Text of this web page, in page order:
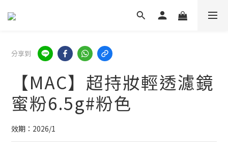
分享到
【MAC】超持妝輕透濾鏡
蜜粉6.5g#粉色
效期：2026/1